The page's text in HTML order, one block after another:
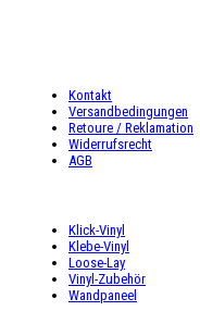
Kontakt
Versandbedingungen
Retoure / Reklamation
Widerrufsrecht
AGB
Klick-Vinyl
Klebe-Vinyl
Loose-Lay
Vinyl-Zubehör
Wandpaneel